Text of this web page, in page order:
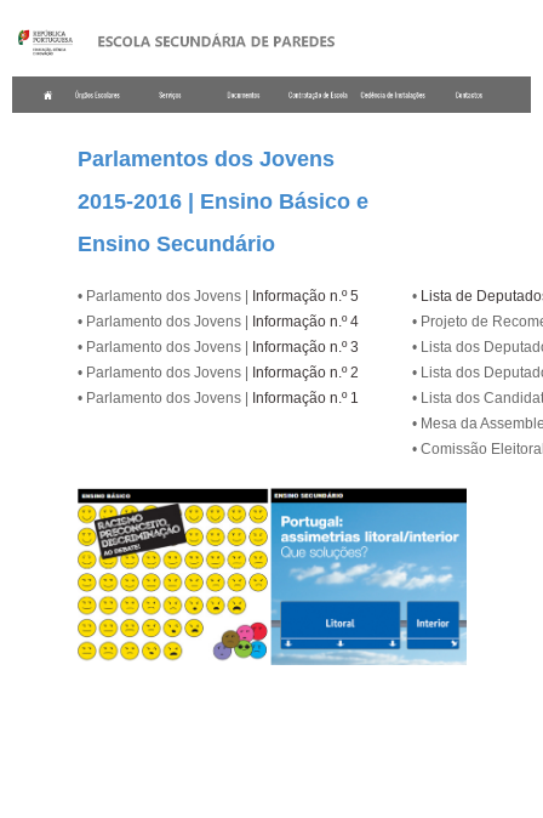
Parlamentos dos Jovens
2015-2016 | Ensino Básico e
Ensino Secundário
• Parlamento dos Jovens | Informação n.º 5
• Parlamento dos Jovens | Informação n.º 4
• Parlamento dos Jovens | Informação n.º 3
• Parlamento dos Jovens | Informação n.º 2
• Parlamento dos Jovens | Informação n.º 1
• Lista de
• Projeto de
• Lista dos
• Lista dos
• Lista dos
• Mesa da
• Comissão